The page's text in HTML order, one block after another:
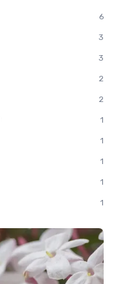
6
3
3
2
2
1
1
1
1
1